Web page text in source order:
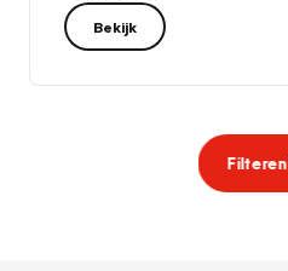
Bekijk
Filteren